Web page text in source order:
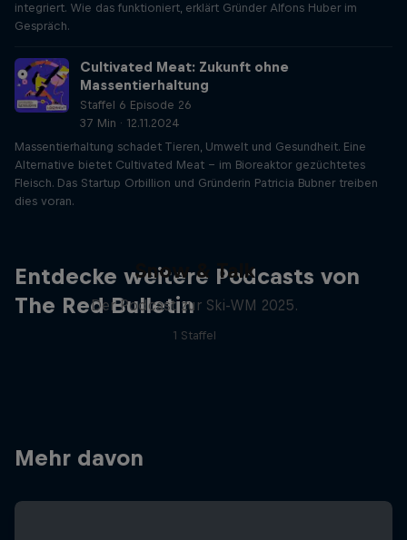
integriert. Wie das funktioniert, erklärt Gründer Alfons Huber im
Gespräch.
Cultivated Meat: Zukunft ohne
Massentierhaltung
Staffel 6 Episode 26
37 Min · 12.11.2024
Massentierhaltung schadet Tieren, Umwelt und Gesundheit. Eine
Alternative bietet Cultivated Meat – im Bioreaktor gezüchtetes
Fleisch. Das Startup Orbillion und Gründerin Patricia Bubner treiben
dies voran.
Entdecke weitere Podcasts von
The Red Bulletin
Snow & Talk
Der Podcast zur Ski-WM 2025.
1 Staffel
Mehr davon